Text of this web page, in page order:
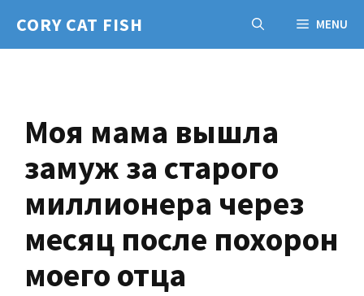
CORY CAT FISH MENU
Моя мама вышла
замуж за старого
миллионера через
месяц после похорон
моего отца